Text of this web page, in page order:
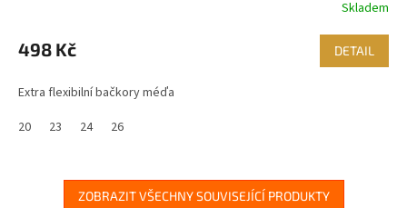
Skladem
498 Kč DETAIL
Extra flexibilní bačkory méďa
20
23 24 26
ZOBRAZIT VŠECHNY SOUVISEJÍCÍ PRODUKTY